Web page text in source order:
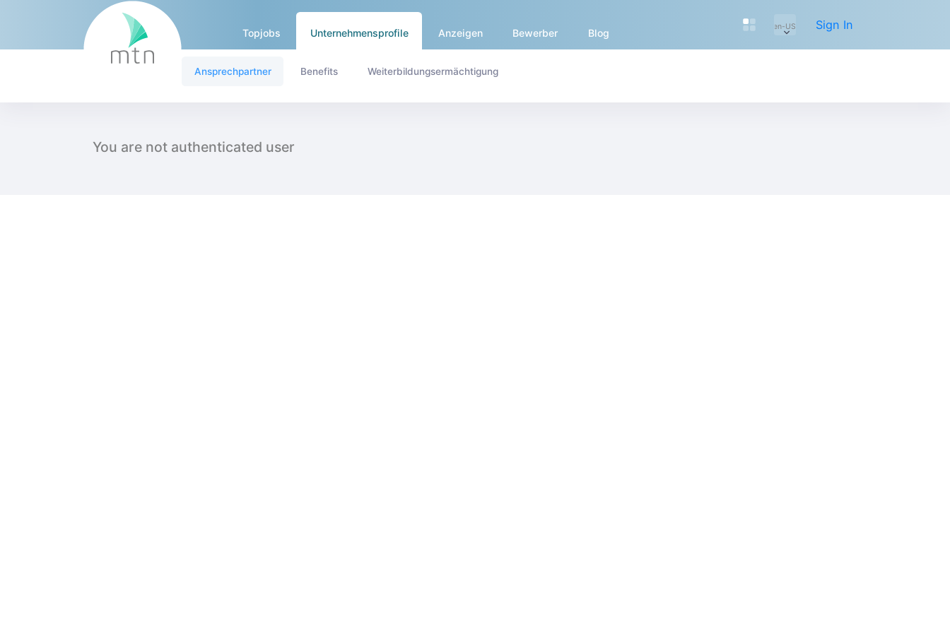
Topjobs Unternehmensprofile Anzeigen Bewerber Blog
en-US Sign In
Ansprechpartner Benefits Weiterbildungsermächtigung
You are not authenticated user